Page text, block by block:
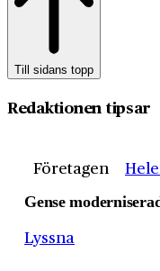
Till sidans topp
Redaktionen tipsar
Företagen
Gense
Lyssna